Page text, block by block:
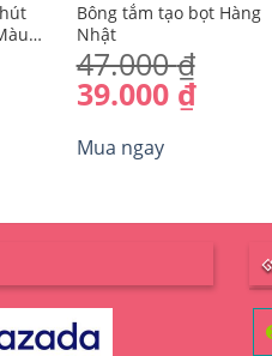
từ
Bông tắm tạo bọt Hàng
Nhật
47.000₫
39.000 ₫
phẩm
thể.
Các
tùy
Mua ngay